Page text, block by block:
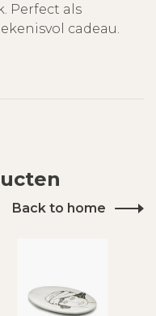
Perfect als
cadeau.
Back to home